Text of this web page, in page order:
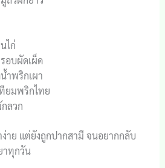
ไก่
อบผัดเผ็ด
ำพริกเผา
ยมพริกไทย
ลวก
ง่าย แต่ยังถูกปากสามี จนอยากกลับ
าทุกวัน